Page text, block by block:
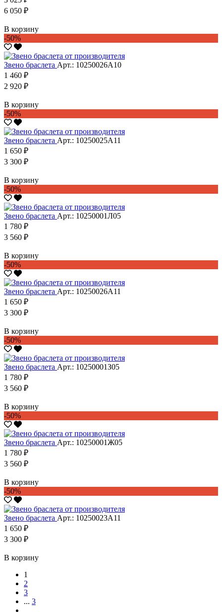
6 050 ₽
В корзину
-50%
Звено браслета Арт.: 10250026А10
1 460 ₽
2 920 ₽
В корзину
-50%
Звено браслета Арт.: 10250025А11
1 650 ₽
3 300 ₽
В корзину
-50%
Звено браслета Арт.: 10250001Л05
1 780 ₽
3 560 ₽
В корзину
-50%
Звено браслета Арт.: 10250026А11
1 650 ₽
3 300 ₽
В корзину
-50%
Звено браслета Арт.: 10250001З05
1 780 ₽
3 560 ₽
В корзину
-50%
Звено браслета Арт.: 10250001Ж05
1 780 ₽
3 560 ₽
В корзину
-50%
Звено браслета Арт.: 10250023А11
1 650 ₽
3 300 ₽
В корзину
1
2
3
... 3